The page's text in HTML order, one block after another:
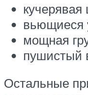
кучерявая
вьющиеся
мощная
пушистый
Остальные